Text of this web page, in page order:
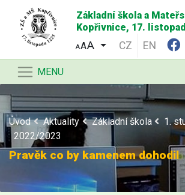
Základní škola a
Kopřivnice, 17.
AA CZ EN
MENU
Úvod Aktuality Základní škola
1.
2022/2023
Pravěk co by kamenem dohodil